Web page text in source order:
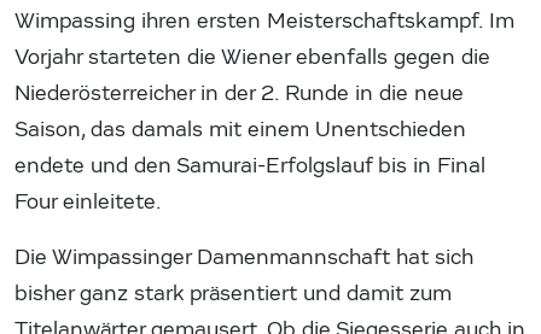
Wimpassing ihren ersten Meisterschaftskampf. Im
Vorjahr starteten die Wiener ebenfalls gegen die
Niederösterreicher in der 2. Runde in die neue
Saison, das damals mit einem Unentschieden
endete und den Samurai-Erfolgslauf bis in Final
Four einleitete.
Die Wimpassinger Damenmannschaft hat sich
bisher ganz stark präsentiert und damit zum